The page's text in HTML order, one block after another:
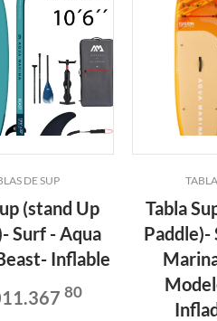
DE SUP
(stand Up
Surf - Aqua
Inflable
80
Tabla
Paddle)-